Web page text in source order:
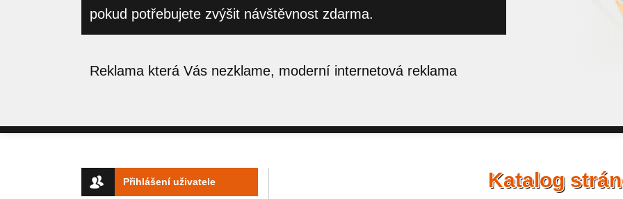
pokud potřebujete zvýšit návštěvnost zdarma.
Reklama která Vás nezklame, moderní internetová reklama
Přihlášení uživatele Katalog